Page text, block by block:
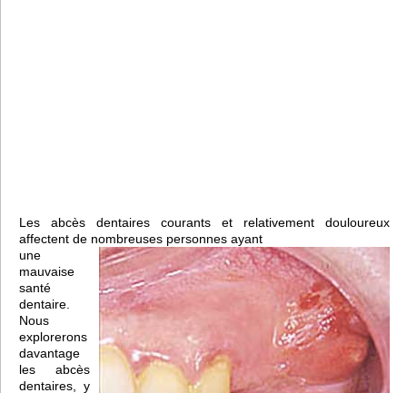
Les abcès dentaires courants et relativement douloureux
affectent de nombreuses personnes ayant
une
mauvaise
santé
dentaire.
Nous
explorerons
davantage
les abcès
dentaires, y